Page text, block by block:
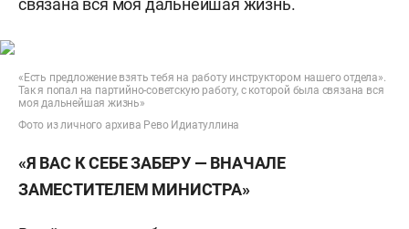
связана вся моя дальнейшая жизнь.
«Есть предложение взять тебя на работу инструктором нашего отдела».
Так я попал на партийно-советскую работу, с которой была связана вся
моя дальнейшая жизнь»
Фото из личного архива Рево Идиатуллина
«Я ВАС К СЕБЕ ЗАБЕРУ — ВНАЧАЛЕ
ЗАМЕСТИТЕЛЕМ МИНИСТРА»